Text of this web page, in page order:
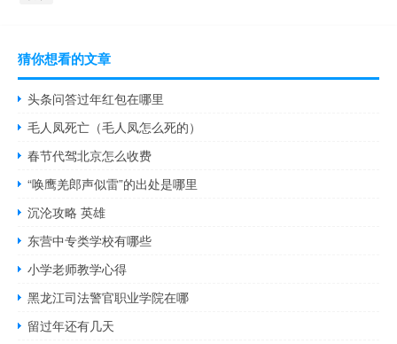
猜你想看的文章
头条问答过年红包在哪里
毛人凤死亡（毛人凤怎么死的）
春节代驾北京怎么收费
“唤鹰羌郎声似雷”的出处是哪里
沉沦攻略 英雄
东营中专类学校有哪些
小学老师教学心得
黑龙江司法警官职业学院在哪
留过年还有几天